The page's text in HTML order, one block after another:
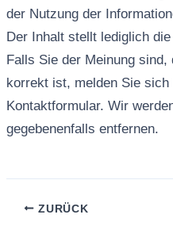
der Nutzung der
Der Inhalt stellt lediglich
Falls Sie der Meinung
korrekt ist, melden Sie
Kontaktformular. Wir
gegebenenfalls entfernen.
ZURÜCK